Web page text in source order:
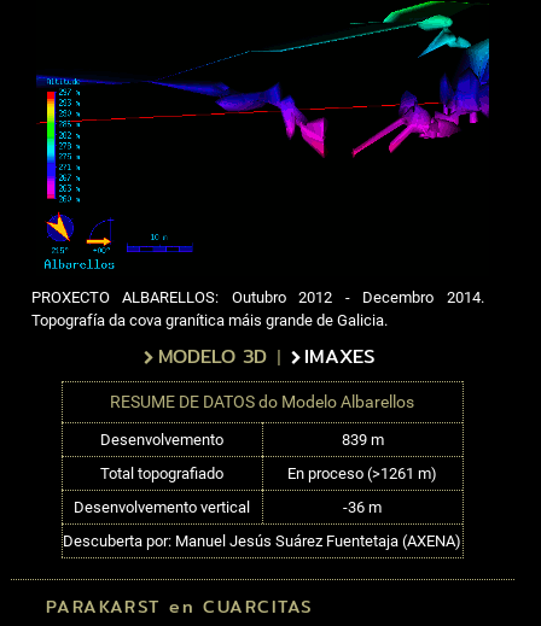
PROXECTO ALBARELLOS: Outubro 2012 - Decembro 2014.
Topografía da cova granítica máis grande de Galicia.
MODELO 3D| IMAXES
RESUME DE DATOS do Modelo Albarellos
Desenvolvemento
839 m
Total topografiado
En proceso (>1261 m)
Desenvolvemento vertical
-36 m
Descuberta por: Manuel Jesús Suárez Fuentetaja (AXENA)
PARAKARST en CUARCITAS